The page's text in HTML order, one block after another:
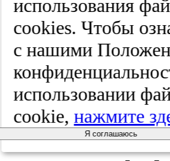
Rashid
Kwok
использования
cооkies. Чтобы
с нашими
использовании
cookie,нажмите
Я соглашаюсь